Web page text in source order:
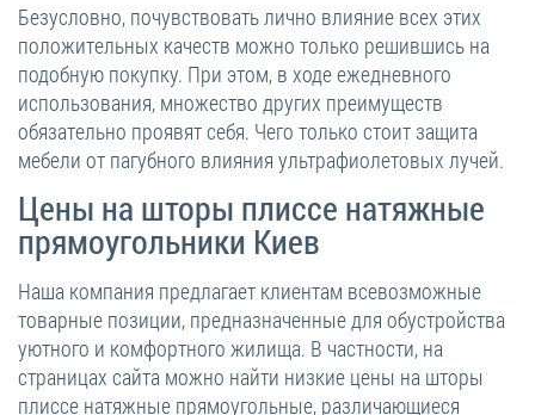
Безусловно, почувствовать лично влияние всех этих
положительных качеств можно только решившись на
подобную покупку. При этом, в ходе ежедневного
использования, множество других преимуществ
обязательно проявят себя. Чего только стоит защита
мебели от пагубного влияния ультрафиолетовых лучей.
Цены на шторы плиссе натяжные
прямоугольники Киев
Наша компания предлагает клиентам всевозможные
товарные позиции, предназначенные для обустройства
уютного и комфортного жилища. В частности, на
страницах сайта можно найти низкие цены на шторы
плиссе натяжные прямоугольные, различающиеся